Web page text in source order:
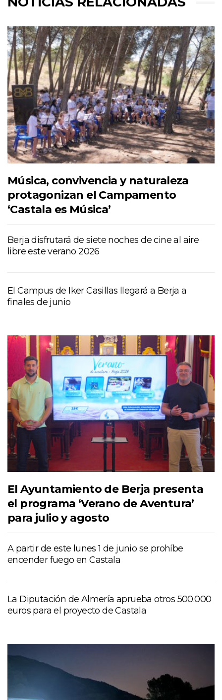
Música, convivencia y naturaleza
protagonizan el Campamento
‘Castala es Música’
Berja disfrutará de siete noches de cine al aire
libre este verano 2026
El Campus de Iker Casillas llegará a Berja a
finales de junio
El Ayuntamiento de Berja presenta
el programa ‘Verano de Aventura’
para julio y agosto
A partir de este lunes 1 de junio se prohíbe
encender fuego en Castala
La Diputación de Almería aprueba otros 500.000
euros para el proyecto de Castala